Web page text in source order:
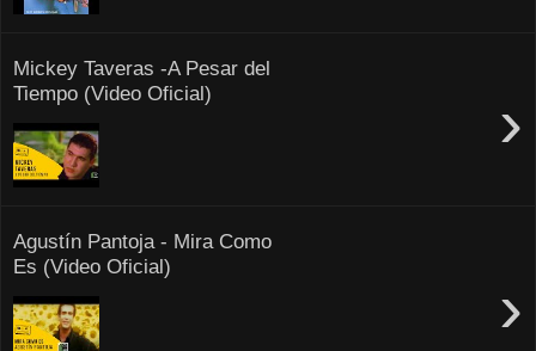
Mickey Taveras -A Pesar del
Tiempo (Video Oficial)
›
Agustín Pantoja - Mira Como
Es (Video Oficial)
›